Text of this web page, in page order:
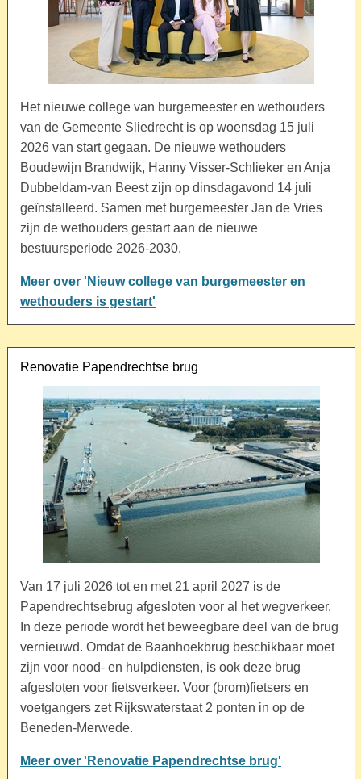
Het nieuwe college van burgemeester en wethouders
van de Gemeente Sliedrecht is op woensdag 15 juli
2026 van start gegaan. De nieuwe wethouders
Boudewijn Brandwijk, Hanny Visser-Schlieker en Anja
Dubbeldam-van Beest zijn op dinsdagavond 14 juli
geïnstalleerd. Samen met burgemeester Jan de Vries
zijn de wethouders gestart aan de nieuwe
bestuursperiode 2026-2030.
Meer over 'Nieuw college van burgemeester en
wethouders is gestart'
Renovatie Papendrechtse brug
Van 17 juli 2026 tot en met 21 april 2027 is de
Papendrechtsebrug afgesloten voor al het wegverkeer.
In deze periode wordt het beweegbare deel van de brug
vernieuwd. Omdat de Baanhoekbrug beschikbaar moet
zijn voor nood- en hulpdiensten, is ook deze brug
afgesloten voor fietsverkeer. Voor (brom)fietsers en
voetgangers zet Rijkswaterstaat 2 ponten in op de
Beneden-Merwede.
Meer over 'Renovatie Papendrechtse brug'